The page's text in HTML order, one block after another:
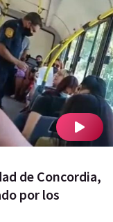
de Concordia,
por los